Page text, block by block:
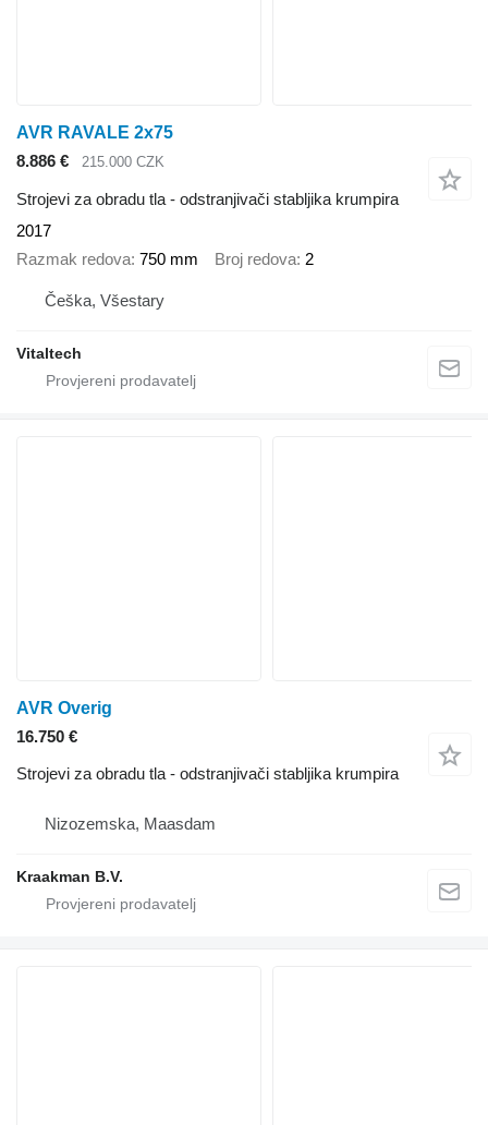
AVR RAVALE 2x75
8.886 €
215.000 CZK
Strojevi za obradu tla - odstranjivači stabljika krumpira
2017
Razmak redova 750 mm Broj redova 2
Češka, Všestary
Vitaltech
AVR Overig
16.750 €
Strojevi za obradu tla - odstranjivači stabljika krumpira
Nizozemska, Maasdam
Kraakman B.V.